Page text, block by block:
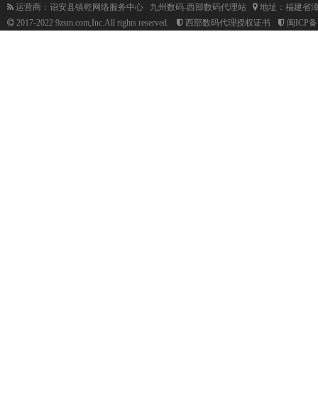
运营商：诏安县镇乾网络服务中心 九州数码-西部数码代理站
地址：福建省
2017-2022 9zsm.com,Inc.All rights reserved.
西部数码代理授权证书 闽ICP